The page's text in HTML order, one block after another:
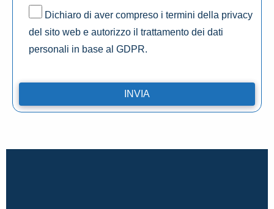
Dichiaro di aver compreso i termini della privacy
del sito web e autorizzo il trattamento dei dati
personali in base al GDPR.